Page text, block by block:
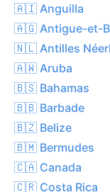
🇦🇮 Anguilla
🇦🇬 Antigue-et-
🇳🇱 Antilles
🇦🇼 Aruba
🇧🇸 Bahamas
🇧🇧 Barbade
🇧🇿 Belize
🇧🇲 Bermudes
🇨🇦 Canada
🇨🇷 Costa Rica